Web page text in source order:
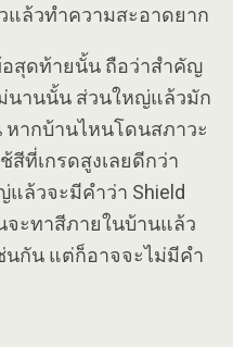
แล้วทำความสะอาดยาก
สุดท้ายนั้น ถือว่าสำคัญ
นานนั้น ส่วนใหญ่แล้วมัก
ากบ้านไหนโดนสภาวะ
สีที่เกรดสูงเลยดีกว่า
ล้วจะมีคำว่า Shield
จะทาสีภายในบ้านแล้ว
นกัน แต่ก็อาจจะไม่มีคำ